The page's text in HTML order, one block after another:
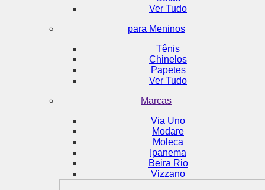
Ver Tudo
para Meninos
Tênis
Chinelos
Papetes
Ver Tudo
Marcas
Via Uno
Modare
Moleca
Ipanema
Beira Rio
Vizzano